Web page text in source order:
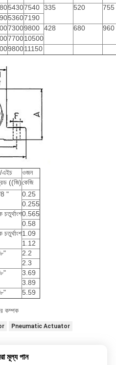
54307540 335 520
755
53607190
73009800 428 680
960
770010500
980011150
এইচ
ওজন
((জি)কেজি
"
0.25
0.255
চতুর্থাংশ0.565
0.58
চতুর্থাংশ1.09
1.12
2.2
2.3
3.69
3.89
5.59
কম্পক
Pneumatic Actuator
মূল্য পান